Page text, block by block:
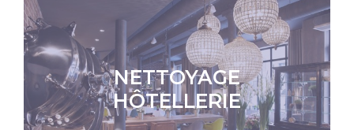
NETTOYAGE
HÔTELLERIE